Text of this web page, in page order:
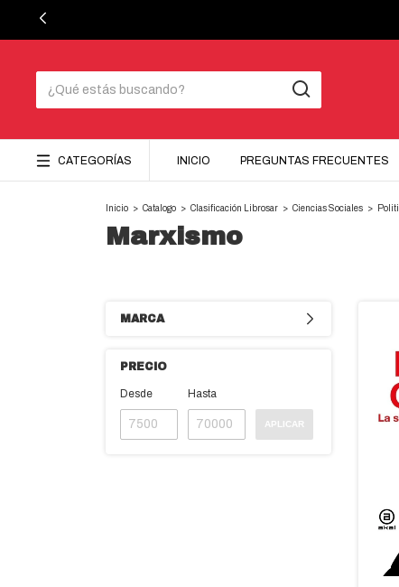
CATEGORÍAS INICIO PREGUNTAS FRECUENTES
Inicio > Catalogo > Clasificación Librosar > Ciencias Sociales >
Marxismo
MARCA
PRECIO
Desde Hasta
APLICAR